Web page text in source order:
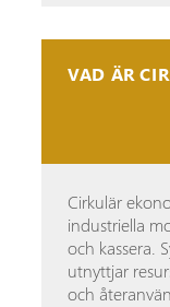
VAD ÄR
Cirkulär
industriella
och kassera.
utnyttjar
och